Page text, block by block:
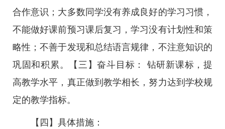
合作意识；大多数同学没有养成良好的学习习惯，
不能做好课前预习课后复习，学习没有计划性和策
略性；不善于发现和总结语言规律，不注意知识的
巩固和积累。【三】奋斗目标： 钻研新课标，提
高教学水平，真正做到教学相长，努力达到学校规
定的教学指标。
【四】具体措施：